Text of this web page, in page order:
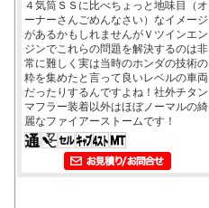
４気筒ＳＳに比べちょっと地味目（オ
ーナーさんごめんなさい）なイメージ
があるかもしれませんがＶツインエン
ジンでこれらの問題を解決するのは非
常に難しく実は当時のホンダの技術の
粋を集めたと言って良いレベルの車両
だったりするんですよね！社外チタン
マフラー装着以外はほぼノーマルの綺
麗なファイアーストームです！